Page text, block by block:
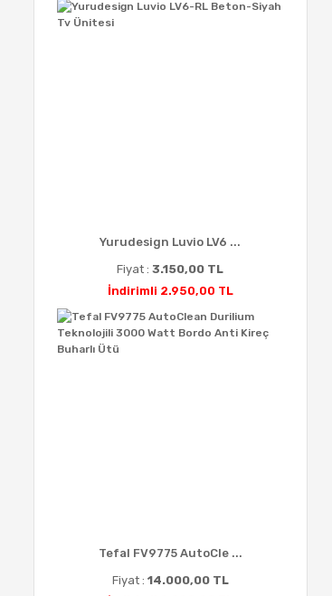
Yurudesign Luvio LV6 ...
Fiyat :3.150,00 TL
İndirimli 2.950,00 TL
Tefal FV9775 AutoCle ...
Fiyat : 14.000,00 TL